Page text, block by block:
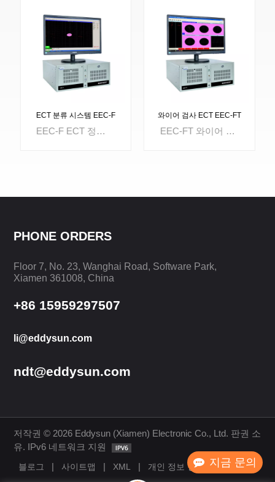
지금 문의
ECT 분류 시스템 EEC-F
EEC-F ECT 정렬 경도선별, 소재선별, 열처리선별을 위한 시스템을 제공합니다. 금속관의 검사 및 분류에 사용할 수 있습니다., 바, 전선, 자동차 부품, 밸브 및 각종 금속 부품. 구조, 표면 경도, 케이스 깊이의 차이도 잘 구분할 수 있습니다.
와이어 검사 ECT EEC-FT
EEC-FT 와이어 검사 ECT는 동시에 5개의 라인을 테스트할 수 있는 5개의 독립적인 테스트 채널로 설계되었습니다. 각 채널의 시작과 끝을 개별적으로 제어할 수 있습니다. 옵션으로 제공되는 강력한 보고서 시스템을 통해 테스트 데이터 분석을 쉽게 수행할 수 있습니다. 텅스텐 와이어 검사 및 몰리브덴 와이어 검사에 널리 사용됩니다.
PHONE ORDERS
Floor 7, No. 23, Wanghai Road, Software Park,
Xiamen 361008, China
+86 15959297507
li@eddysun.com
ndt@eddysun.com
저작권 © 2026 Eddysun (Xiamen) Electronic Co., Ltd. 판권 소
유. IPv6 네트워크 지원
블로그 | 사이트맵 | XML | 개인 정보 정책